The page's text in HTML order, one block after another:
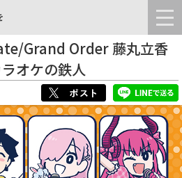
Grand Order 藤丸立香
オケの鉄人